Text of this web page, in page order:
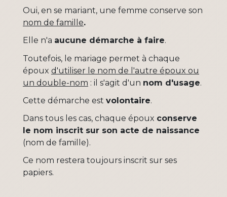
Oui, en se mariant, une femme conserve son
nom de famille.
Elle n'a aucune démarche à faire.
Toutefois, le mariage permet à chaque
époux d'utiliser le nom de l'autre époux ou
un double-nom : il s'agit d'un nom d'usage.
Cette démarche est volontaire.
Dans tous les cas, chaque époux conserve
le nom inscrit sur son acte de naissance
(nom de famille).
Ce nom restera toujours inscrit sur ses
papiers.